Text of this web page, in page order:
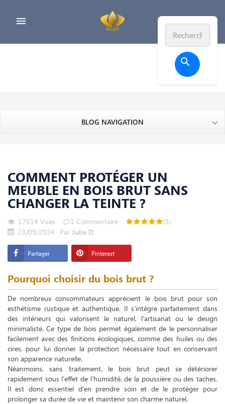


BLOG NAVIGATION
COMMENT PROTÉGER UN
MEUBLE EN BOIS BRUT SANS
CHANGER LA TEINTE ?
17614 Vues 1 Commentaire
(5)
23/09/2024
Par Julie D.
Partager Pinterest
Pourquoi choisir du bois brut ?
De nombreux consommateurs apprécient le bois brut pour son
esthétisme rustique et authentique. Il s'intègre parfaitement dans
des intérieurs qui valorisent le naturel, l'artisanat ou le design
minimaliste. Ce type de bois permet également de le personnaliser
facilement avec des finitions écologiques, comme des huiles ou des
cires, pour lui donner la protection nécessaire tout en conservant
son apparence naturelle.
Néanmoins, sans traitement, le bois brut peut se détériorer
rapidement sous l'effet de l'humidité, de la poussière ou des taches.
Il est donc essentiel d'en prendre soin et de le protéger pour
prolonger sa durée de vie et maintenir son charme naturel.